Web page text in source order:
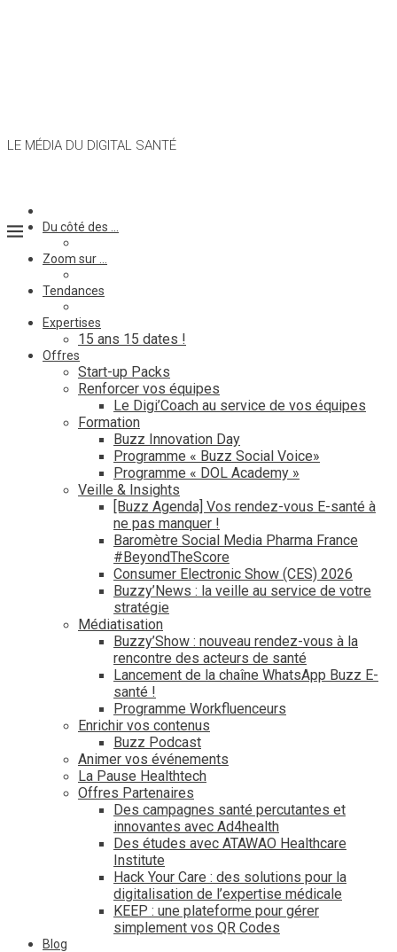
LE MÉDIA DU DIGITAL SANTÉ
Du côté des …
Zoom sur …
Tendances
Expertises
15 ans 15 dates !
Offres
Start-up Packs
Renforcer vos équipes
Le Digi’Coach au service de vos équipes
Formation
Buzz Innovation Day
Programme « Buzz Social Voice»
Programme « DOL Academy »
Veille & Insights
[Buzz Agenda] Vos rendez-vous E-santé à
ne pas manquer !
Baromètre Social Media Pharma France
#BeyondTheScore
Consumer Electronic Show (CES) 2026
Buzzy’News : la veille au service de votre
stratégie
Médiatisation
Buzzy’Show : nouveau rendez-vous à la
rencontre des acteurs de santé
Lancement de la chaîne WhatsApp Buzz E-
santé !
Programme Workfluenceurs
Enrichir vos contenus
Buzz Podcast
Animer vos événements
La Pause Healthtech
Offres Partenaires
Des campagnes santé percutantes et
innovantes avec Ad4health
Des études avec ATAWAO Healthcare
Institute
Hack Your Care : des solutions pour la
digitalisation de l’expertise médicale
KEEP : une plateforme pour gérer
simplement vos QR Codes
Blog